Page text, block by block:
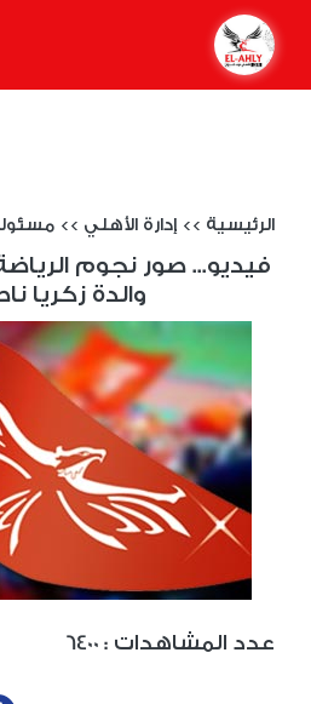
الرئيسية >> إدارة الأهلي >>
فيديو... صور نجوم
والدة زكريا
6400 : عدد المشاهدات